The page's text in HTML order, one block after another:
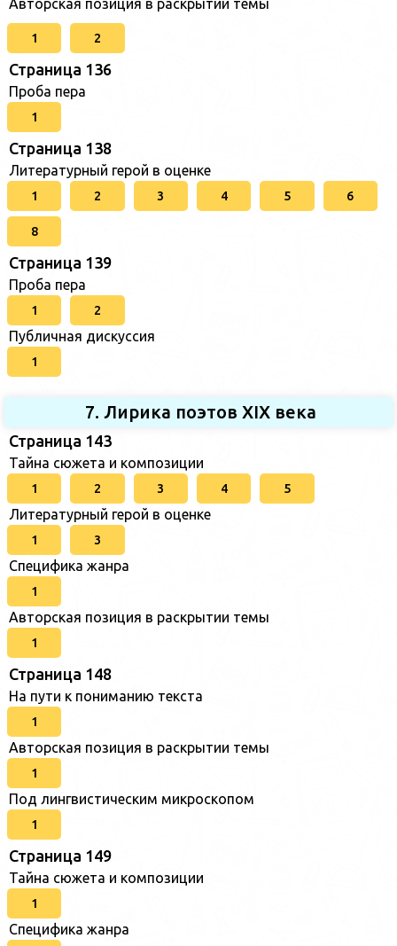
Авторская позиция в раскрытии темы
1 2
Страница 136
Проба пера
1
Страница 138
Литературный герой в оценке
1 2 3 4 5 6
8
Страница 139
Проба пера
1 2
Публичная дискуссия
1
7. Лирика поэтов XIX века
Страница 143
Тайна сюжета и композиции
1 2 3 4 5
Литературный герой в оценке
1 3
Специфика жанра
1
Авторская позиция в раскрытии темы
1
Страница 148
На пути к пониманию текста
1
Авторская позиция в раскрытии темы
1
Под лингвистическим микроскопом
1
Страница 149
Тайна сюжета и композиции
1
Специфика жанра